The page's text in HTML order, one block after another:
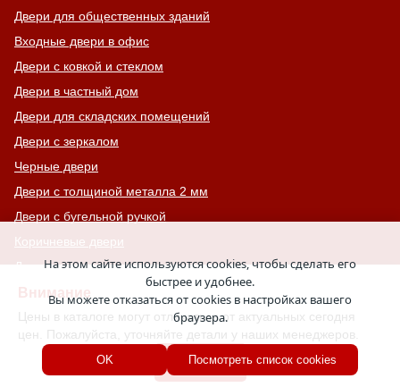
Внимание
Цены в каталоге могут отличаться от актуальных сегодня
цен. Пожалуйста, уточняйте детали у наших менеджеров.
Хорошо
Двери для общественных зданий
Входные двери в офис
Двери с ковкой и стеклом
Двери в частный дом
Двери для складских помещений
Двери с зеркалом
Черные двери
Двери с толщиной металла 2 мм
Двери с бугельной ручкой
Коричневые двери
Для гостиниц, отелей, хостелов
Взломостойкие двери
Левые двери
Правые двери
Двери с окнами по бокам
На этом сайте используются cookies, чтобы сделать его
быстрее и удобнее.
Вы можете отказаться от cookies в настройках вашего
браузера.
OK Посмотреть список cookies